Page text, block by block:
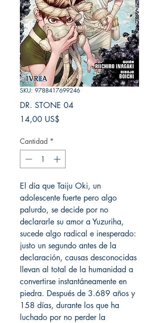
SKU: 9788417699246
DR. STONE 04
14,00 US$
Cantidad *
El día que Taiju Oki, un
adolescente fuerte pero algo
palurdo, se decide por no
declararle su amor a Yuzuriha,
sucede algo radical e inesperado:
justo un segundo antes de la
declaración, causas desconocidas
llevan al total de la humanidad a
convertirse instantáneamente en
piedra. Después de 3.689 años y
158 días, durante los que ha
luchado por no perder la